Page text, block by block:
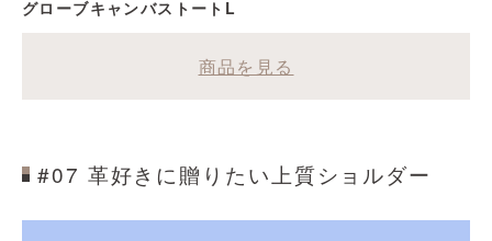
グローブキャンバストートL
商品を見る
#07 革好きに贈りたい上質ショルダー